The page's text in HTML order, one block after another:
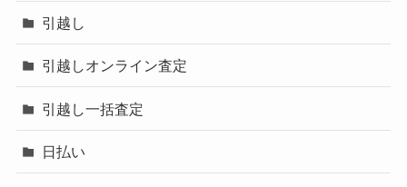
引越し
引越しオンライン査定
引越し一括査定
日払い